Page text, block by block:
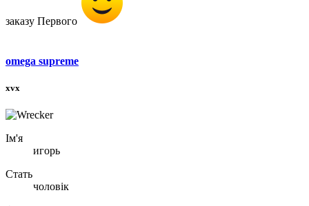
заказу Первого
omega supreme
xvx
Ім'я
игорь
Стать
чоловік